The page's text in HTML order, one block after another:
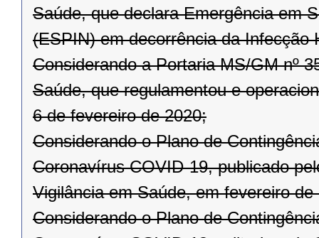
Saúde, que declara Emergência em
(ESPIN) em decorrência da Infecção
Considerando a Portaria MS/GM nº
Saúde, que regulamentou e
6 de fevereiro de 2020;
Considerando o Plano de
Coronavírus COVID-19, publicado
Vigilância em Saúde, em fevereiro de
Considerando o Plano de